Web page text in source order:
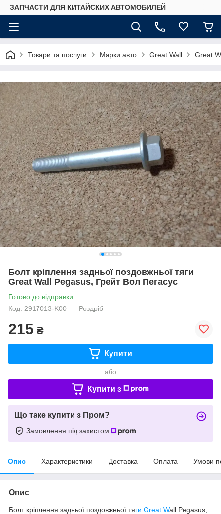
ЗАПЧАСТИ ДЛЯ КИТАЙСКИХ АВТОМОБИЛЕЙ
Товари та послуги Марки авто Great Wall Great
Болт кріплення задньої поздовжньої тяги
Great Wall Pegasus, Грейт Вол Пегасус
Готово до відправки
Код: 2917013-K00
Роздріб
215 ₴
Купити
або
Купити з
Що таке купити з Пром?
Замовлення під захистом
Опис Характеристики Доставка Оплата Умови
Опис
Болт кріплення задньої поздовжньої тяги Great Wall Pegasus,